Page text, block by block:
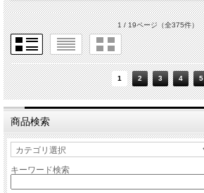
1 / 19ページ（全375件）
1 2 3 4 5
商品検索
キーワード検索